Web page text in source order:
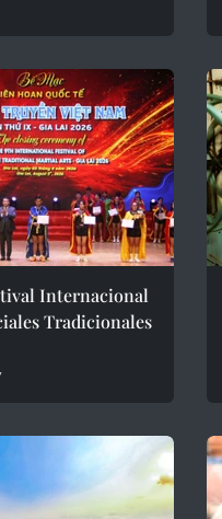
Internacional
Tradicionales